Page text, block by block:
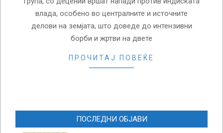
влада, особено во централните и источните
делови на земјата, што доведе до интензивни
борби и жртви на двете
ПРОЧИТАЈ ПОВЕЌЕ
ПОСЛЕДНИ ОБЈАВИ